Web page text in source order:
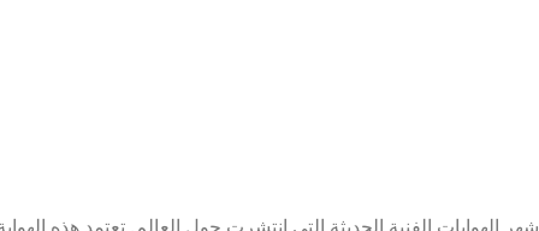
الهوايات الفنية الحديثة التي انتشرت حول العالم. تعتمد هذه